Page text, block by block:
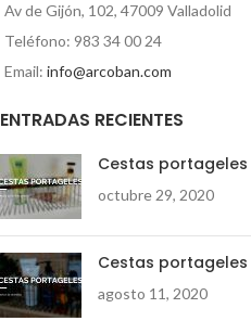
Av de Gijón, 102, 47009 Valladolid
Teléfono: 983 34 00 24
Email: info@arcoban.com
ENTRADAS RECIENTES
Cestas
octubre 29, 2020
Cestas portageles
agosto 11, 2020